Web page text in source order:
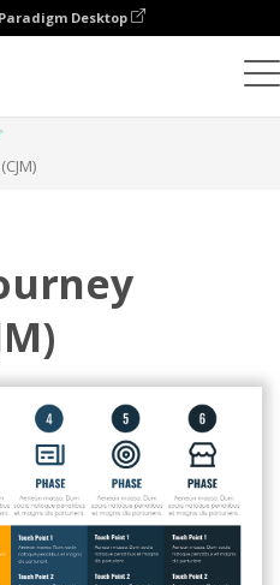
Desktop